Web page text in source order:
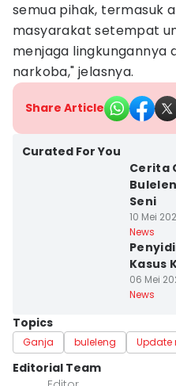
semua pihak, termasuk
masyarakat setempat
menjaga lingkungannya
narkoba," jelasnya.
Share Article
Curated For You
Cerita
Seni
10 Mei
News
Kasus
06 Mei
News
Topics
Ganja buleleng Update
Editorial Team